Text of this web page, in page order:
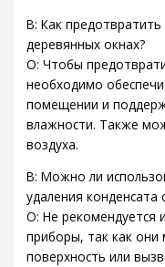
В: Как
деревянных окнах?
О: Чтобы
необходимо
помещении и
влажности. Также
воздуха.
В: Можно ли
удаления конденсата
О: Не рекомендуется
приборы, так как они
поверхность или